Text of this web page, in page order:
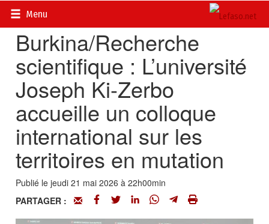
Menu
Accueil>
Burkina/Recherche
scientifique : L’université
Joseph Ki-Zerbo
accueille un colloque
international sur les
territoires en mutation
Publié le jeudi 21 mai 2026 à 22h00min
PARTAGER :